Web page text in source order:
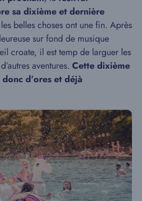
sa dixième et dernière
belles choses ont une fin. Après
sur fond de musique
croate, il est temp de larguer les
aventures. Cette dixième
d’ores et déjà